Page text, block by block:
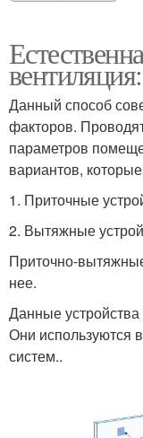
Данный способ
факторов.
параметров
вариантов,
1. Приточные
2. Вытяжные
Приточно-
нее.
Данные
Они используются
систем..